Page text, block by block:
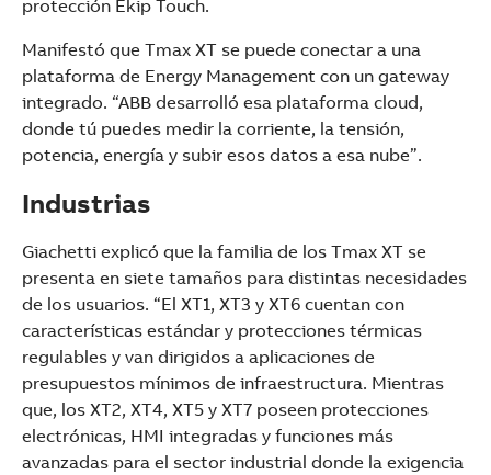
protección Ekip Touch.
Manifestó que Tmax XT se puede conectar a una
plataforma de Energy Management con un gateway
integrado. “ABB desarrolló esa plataforma cloud,
donde tú puedes medir la corriente, la tensión,
potencia, energía y subir esos datos a esa nube”.
Industrias
Giachetti explicó que la familia de los Tmax XT se
presenta en siete tamaños para distintas necesidades
de los usuarios. “El XT1, XT3 y XT6 cuentan con
características estándar y protecciones térmicas
regulables y van dirigidos a aplicaciones de
presupuestos mínimos de infraestructura. Mientras
que, los XT2, XT4, XT5 y XT7 poseen protecciones
electrónicas, HMI integradas y funciones más
avanzadas para el sector industrial donde la exigencia